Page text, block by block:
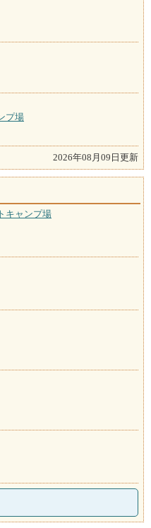
プ場
2026年08月09日更新
キャンプ場